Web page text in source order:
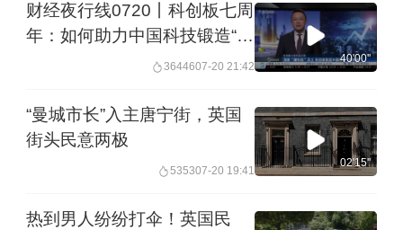
财经夜行线0720丨科创板七周
年：如何助力中国科技锻造“硬
3644607-20 21:42
40'00''
“曼城市长”入主唐宁街，英国
街头民意两极
535307-20 19:41
02'15''
热到男人纷纷打伞！英国民